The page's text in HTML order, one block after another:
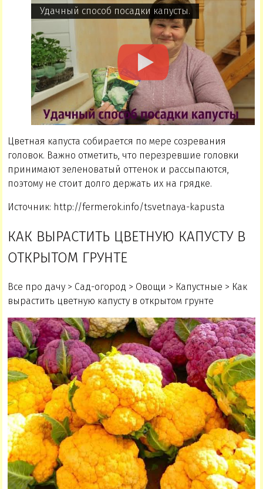
Удачный способ посадки капусты.
Цветная капуста собирается по мере созревания
головок. Важно отметить, что перезревшие головки
принимают зеленоватый оттенок и рассыпаются,
поэтому не стоит долго держать их на грядке.
Источник: http://fermerok.info/tsvetnaya-kapusta
КАК ВЫРАСТИТЬ ЦВЕТНУЮ КАПУСТУ В
ОТКРЫТОМ ГРУНТЕ
Все про дачу > Сад-огород > Овощи > Капустные > Как
вырастить цветную капусту в открытом грунте